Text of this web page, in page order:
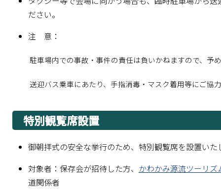
ださい。
注 意：
駐車場内での事故・事件の責任は負いかねますので、予
送迎バス乗車にあたり、手指消毒・マスク着用等にご協
特別観覧席設置
御朝拝式の安全な挙行のため、特別観覧席を設置いた
対象者：保存会が招待した方、 かわかみ源流ツーリズ
道関係者